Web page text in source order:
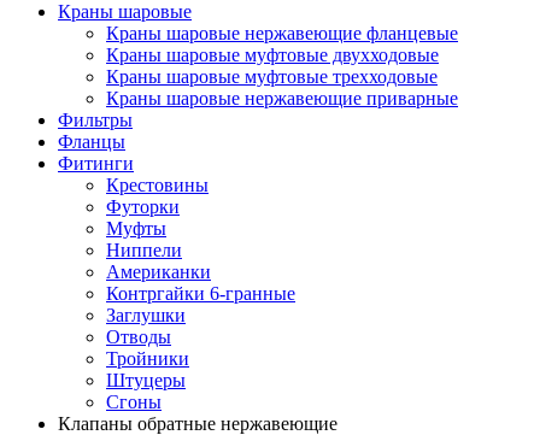
Краны шаровые
Краны шаровые нержавеющие фланцевые
Краны шаровые муфтовые двухходовые
Краны шаровые муфтовые трехходовые
Краны шаровые нержавеющие приварные
Фильтры
Фланцы
Фитинги
Крестовины
Футорки
Муфты
Ниппели
Американки
Контргайки 6-гранные
Заглушки
Отводы
Тройники
Штуцеры
Сгоны
Клапаны обратные нержавеющие